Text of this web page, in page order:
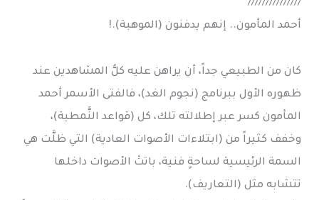
///////////////
أحمد المأمون.. إنهم يدفنون (الموهبة).!
كان من الطبيعي جداً، أن يراهن عليه كلُّ المشاهدين عند
ظهوره الأول ببرنامج (نجوم الغد)، فالفتى الأسمر أحمد
المأمون كسر عبر إطلالته تلك، كل (قواعد النَّمطية)،
وخفف كثيراً من (ابتلاءات الأصوات العادية) التي ظلَّت هي
السمة الرئيسية لساحةٍ فنية، باتتْ الأصوات داخلها
تتشابه مثل (التعاريف).